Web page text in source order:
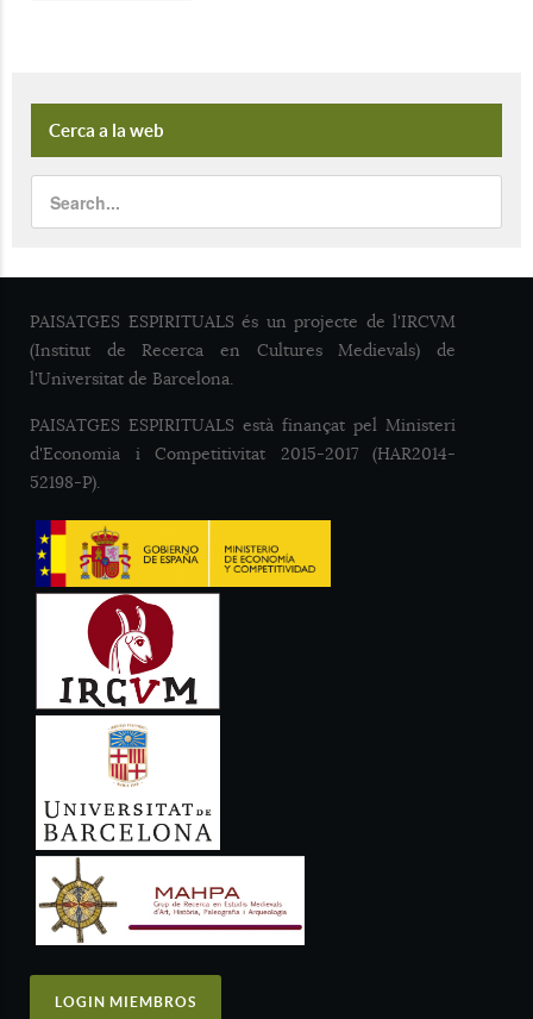
Cerca a la web
PAISATGES ESPIRITUALS és un projecte de l'IRCVM
(Institut de Recerca en Cultures Medievals) de
l'Universitat de Barcelona.
PAISATGES ESPIRITUALS està finançat pel Ministeri
d'Economia i Competitivitat 2015-2017 (HAR2014-
52198-P).
LOGIN MIEMBROS